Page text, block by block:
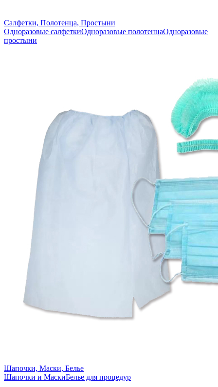
Салфетки, Полотенца, Простыни
Одноразовые салфеткиОдноразовые полотенцаОдноразовые
простыни
Шапочки, Маски, Белье
Шапочки и МаскиБелье для процедур